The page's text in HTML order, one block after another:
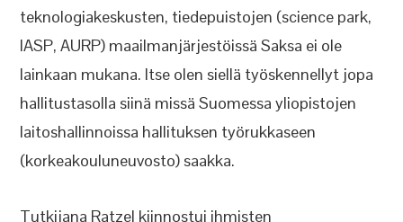
teknologiakeskusten, tiedepuistojen (science park,
IASP, AURP) maailmanjärjestöissä Saksa ei ole
lainkaan mukana. Itse olen siellä työskennellyt jopa
hallitustasolla siinä missä Suomessa yliopistojen
laitoshallinnoissa hallituksen työrukkaseen
(korkeakouluneuvosto) saakka.
Tutkijana Ratzel kiinnostui ihmisten